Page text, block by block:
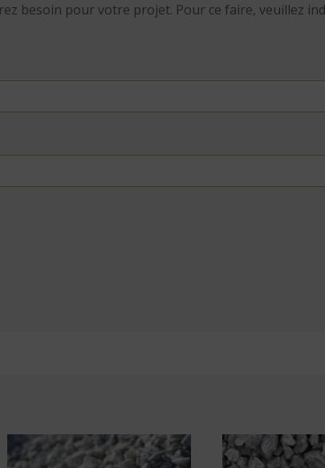
besoin pour votre projet. Pour ce faire, veuillez